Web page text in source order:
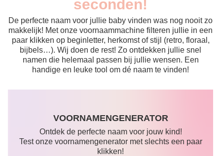
seconden!
De perfecte naam voor jullie baby vinden was nog nooit zo
makkelijk! Met onze voornaammachine filteren jullie in een
paar klikken op beginletter, herkomst of stijl (retro, floraal,
bijbels…). Wij doen de rest! Zo ontdekken jullie snel
namen die helemaal passen bij jullie wensen. Een
handige en leuke tool om dé naam te vinden!
VOORNAMENGENERATOR
Ontdek de perfecte naam voor jouw kind!
Test onze voornamengenerator met slechts een paar
klikken!